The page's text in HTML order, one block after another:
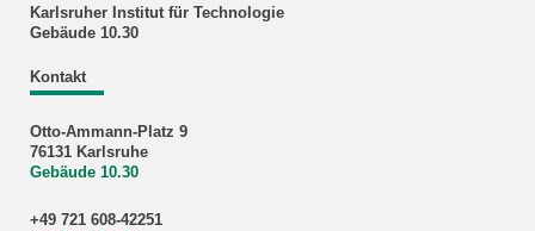
Karlsruher Institut für Technologie
Gebäude 10.30
Kontakt
Otto-Ammann-Platz 9
76131 Karlsruhe
Gebäude 10.30
+49 721 608-42251